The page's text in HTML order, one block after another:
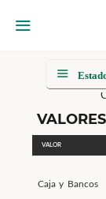
VALOR
Caja y Bancos